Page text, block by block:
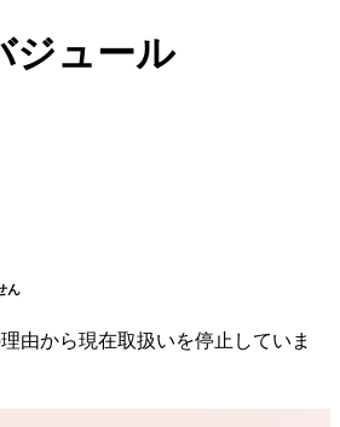
ジュール
ん
由から現在取扱いを停止していま